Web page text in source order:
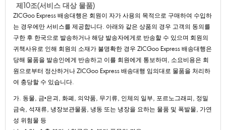
제10조(서비스대상물품)
ZICGooExpress배송대행은회원이자가사용의목적으로구매하여수입하
는경우에만서비스를제공합니다.아래와같은상품의경우고객의동의를
구한후한국으로발송하거나해당발송자에게로반송할수있으며회원의
귀책사유로인해회원의소재가불명확한경우ZICGooExpress배송대행은
당해물품을발송인에게반송하고이를회원에게통보하며,소요비용은회
원으로부터정산하거나ZICGooExpress배송대행임의대로물품을처리하
여충당할수있습니다.
가.동물,금•은괴,화폐,의약품,무기류,인체의일부,포르노그래피,정밀
금속,석재류,냉장보관물품,냉동또는냉장을요하는물품및폭발물,가연
성위험물등